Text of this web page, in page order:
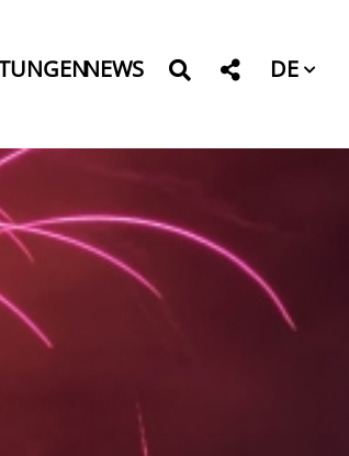
NEWS DE